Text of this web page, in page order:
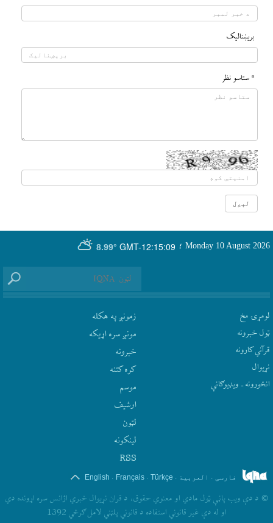
بريښناليک
* ستاسو نظر
GMT-12:15:09
8.99° Monday 10 August 2026 ؛
لومړۍ مخ
ټول خبرونه
قرآني کارونه
نړيوال
انځورونه ـ ویډیوګانې
زمونږ په هکله
مونږ سره اړيکه
‫خبرونه
کره کتنه
موسم
ارشيف
لټون
لينکونه
RSS
فارسی . العربیة .
Türkçe
.
Français
.
English
© د دې ويب پاڼې ټول مادي او معنوي حقوق، د قران نړيوال خبري اژانس سره اړونده دي
او له دې غير قانوني استفاده د قانوني پلټني لامل ګرځي 1392